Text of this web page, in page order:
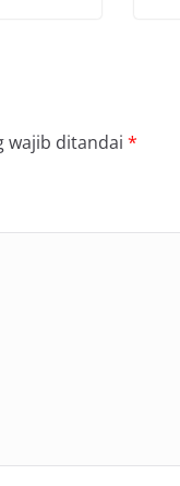
wajib ditandai *